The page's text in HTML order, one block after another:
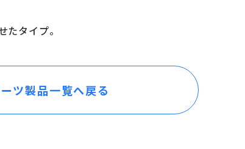
タイプ。
ツ製品一覧へ戻る